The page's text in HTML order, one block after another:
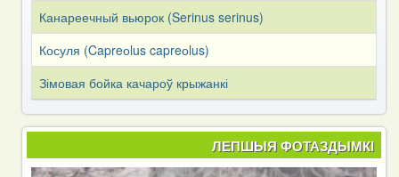
Канареечный вьюрок (Serinus serinus)
Косуля (Capreоlus capreоlus)
Зімовая бойка качароў крыжанкі
ЛЕПШЫЯ ФОТАЗДЫМКІ